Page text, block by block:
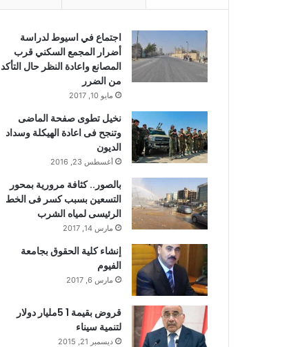
اجتماع في اسيوط لدراسة
أضرار المجمع السكني قرب
المصانع واعادة النظر حال التأكد
من الضرر
مايو 10, 2017
نخيل تطوى صفحة الماضى
وتنجح فى اعادة الهيكلة وسداد
الديون
أغسطس 23, 2016
بالصور.. كثافة مرورية بمحور
التسعين بسبب كسر فى الخط
الرئيسى لمياه الشرب
مارس 14, 2017
إنشاء كلية الحقوق بجامعة
الفيوم
مارس 6, 2017
قروض بقيمة 1 5مليار دولار
لتنمية سيناء
ديسمبر 21, 2015